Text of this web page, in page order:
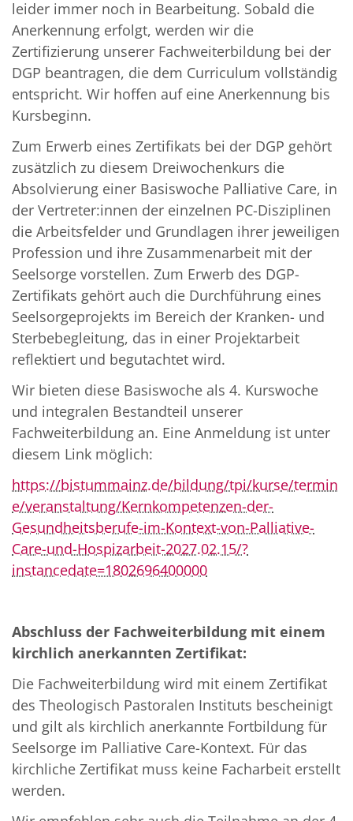
leider immer noch in Bearbeitung. Sobald die
Anerkennung erfolgt, werden wir die
Zertifizierung unserer Fachweiterbildung bei der
DGP beantragen, die dem Curriculum vollständig
entspricht. Wir hoffen auf eine Anerkennung bis
Kursbeginn.
Zum Erwerb eines Zertifikats bei der DGP gehört
zusätzlich zu diesem Dreiwochenkurs die
Absolvierung einer Basiswoche Palliative Care, in
der Vertreter:innen der einzelnen PC-Disziplinen
die Arbeitsfelder und Grundlagen ihrer jeweiligen
Profession und ihre Zusammenarbeit mit der
Seelsorge vorstellen. Zum Erwerb des DGP-
Zertifikats gehört auch die Durchführung eines
Seelsorgeprojekts im Bereich der Kranken- und
Sterbebegleitung, das in einer Projektarbeit
reflektiert und begutachtet wird.
Wir bieten diese Basiswoche als 4. Kurswoche
und integralen Bestandteil unserer
Fachweiterbildung an. Eine Anmeldung ist unter
diesem Link möglich:
https://bistummainz.de/bildung/tpi/kurse/termin
e/veranstaltung/Kernkompetenzen-der-
Gesundheitsberufe-im-Kontext-von-Palliative-
Care-und-Hospizarbeit-2027.02.15/?
instancedate=1802696400000
Abschluss der Fachweiterbildung mit einem
kirchlich anerkannten Zertifikat:
Die Fachweiterbildung wird mit einem Zertifikat
des Theologisch Pastoralen Instituts bescheinigt
und gilt als kirchlich anerkannte Fortbildung für
Seelsorge im Palliative Care-Kontext. Für das
kirchliche Zertifikat muss keine Facharbeit erstellt
werden.